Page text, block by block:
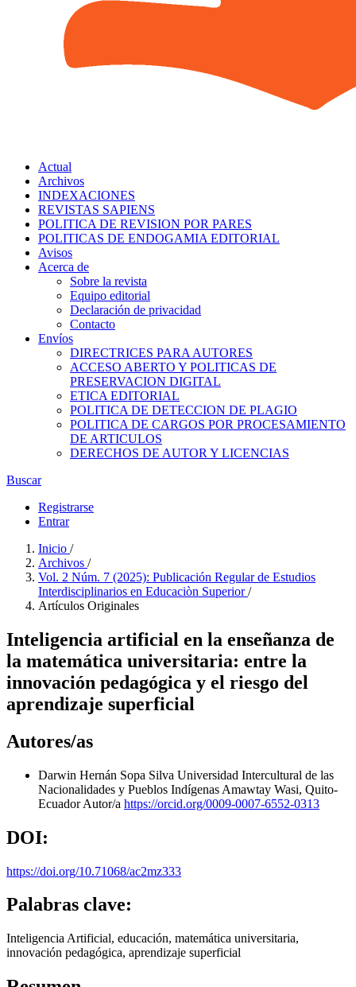
Actual
Archivos
INDEXACIONES
REVISTAS SAPIENS
POLITICA DE REVISION POR PARES
POLITICAS DE ENDOGAMIA EDITORIAL
Avisos
Acerca de
Sobre la revista
Equipo editorial
Declaración de privacidad
Contacto
Envíos
DIRECTRICES PARA AUTORES
ACCESO ABERTO Y POLITICAS DE
PRESERVACION DIGITAL
ETICA EDITORIAL
POLITICA DE DETECCION DE PLAGIO
POLITICA DE CARGOS POR PROCESAMIENTO
DE ARTICULOS
DERECHOS DE AUTOR Y LICENCIAS
Buscar
Registrarse
Entrar
Inicio /
Archivos /
Vol. 2 Núm. 7 (2025): Publicación Regular de Estudios
Interdisciplinarios en Educaciòn Superior/
Artículos Originales
Inteligencia artificial en la enseñanza de
la matemática universitaria: entre la
innovación pedagógica y el riesgo del
aprendizaje superficial
Autores/as
Darwin Hernán Sopa Silva Universidad Intercultural de las
Nacionalidades y Pueblos Indígenas Amawtay Wasi, Quito-
EcuadorAutor/a https://orcid.org/0009-0007-6552-0313
DOI:
https://doi.org/10.71068/ac2mz333
Palabras clave:
Inteligencia Artificial, educación, matemática universitaria,
innovación pedagógica, aprendizaje superficial